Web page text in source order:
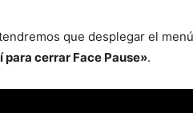
que desplegar el
para cerrar Face Pause».